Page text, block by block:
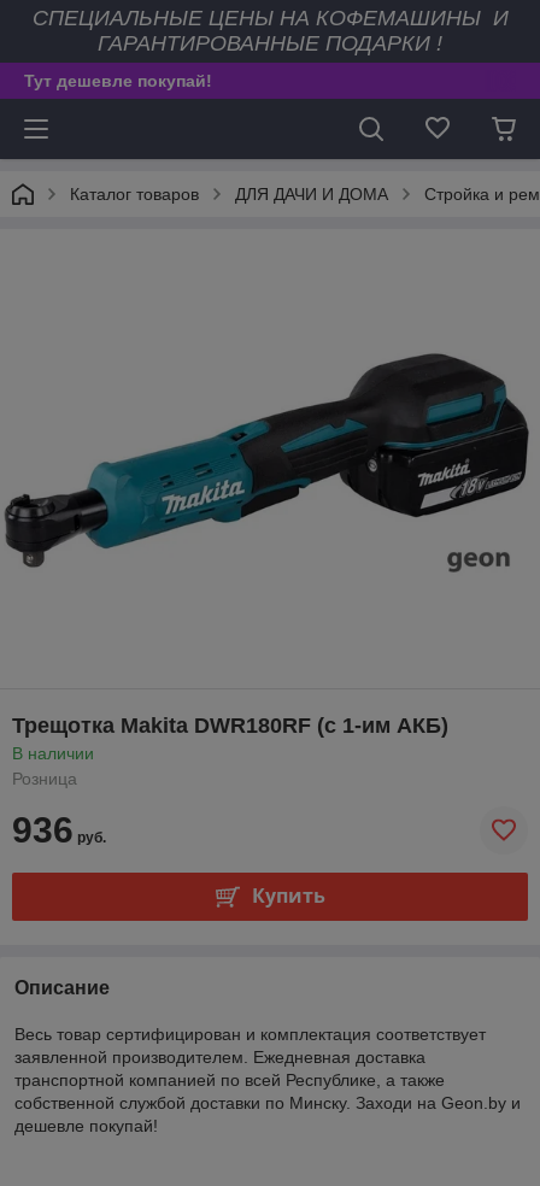
СПЕЦИАЛЬНЫЕ ЦЕНЫ НА КОФЕМАШИНЫ И
ГАРАНТИРОВАННЫЕ ПОДАРКИ !
Тут дешевле покупай!
Каталог товаров ДЛЯ ДАЧИ И ДОМА Стройка и
Трещотка Makita DWR180RF (с 1-им АКБ)
В наличии
Розница
936 руб.
Купить
Описание
Весь товар сертифицирован и комплектация соответствует
заявленной производителем. Ежедневная доставка
транспортной компанией по всей Республике, а также
собственной службой доставки по Минску. Заходи на Geon.by и
дешевле покупай!